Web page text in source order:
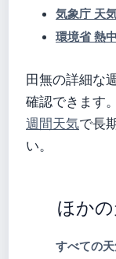
気象庁 天
環境省 熱
田無の詳細な
確認できます
週間天気で長
い。
ほか
すべての